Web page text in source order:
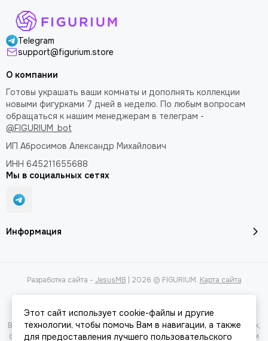
Telegram
support@figurium.store
Информация
О компании
Готовы украшать ваши комнаты и дополнять коллекции
новыми фигурками 7 дней в неделю. По любым вопросам
обращаться к нашим менеджерам в телеграм -
@FIGURIUM_bot
ИП Абросимов Александр Михайлович
ИНН 645211655688
Мы в социальных сетях
Разработка сайта - JesusMB | 2026 © FIGURIUM. Карта сайта
Вся представленная на сайте информация, касающаяся характеристик,
стоимости товаров и услуг, носит информационный характер и ни при
Этот сайт использует cookie-файлы и другие
технологии, чтобы помочь Вам в навигации, а также
для предоставления лучшего пользовательского